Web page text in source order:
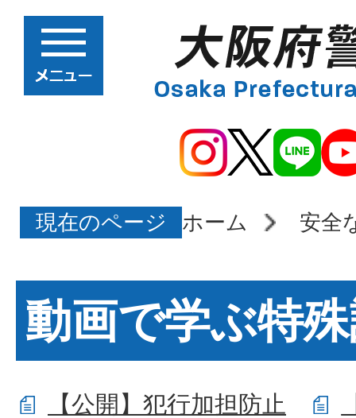
現在のページ ホーム 安全
動画で学ぶ特
【公開】犯行加担防止